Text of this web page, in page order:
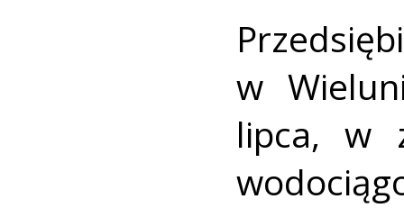
w
lipca, w